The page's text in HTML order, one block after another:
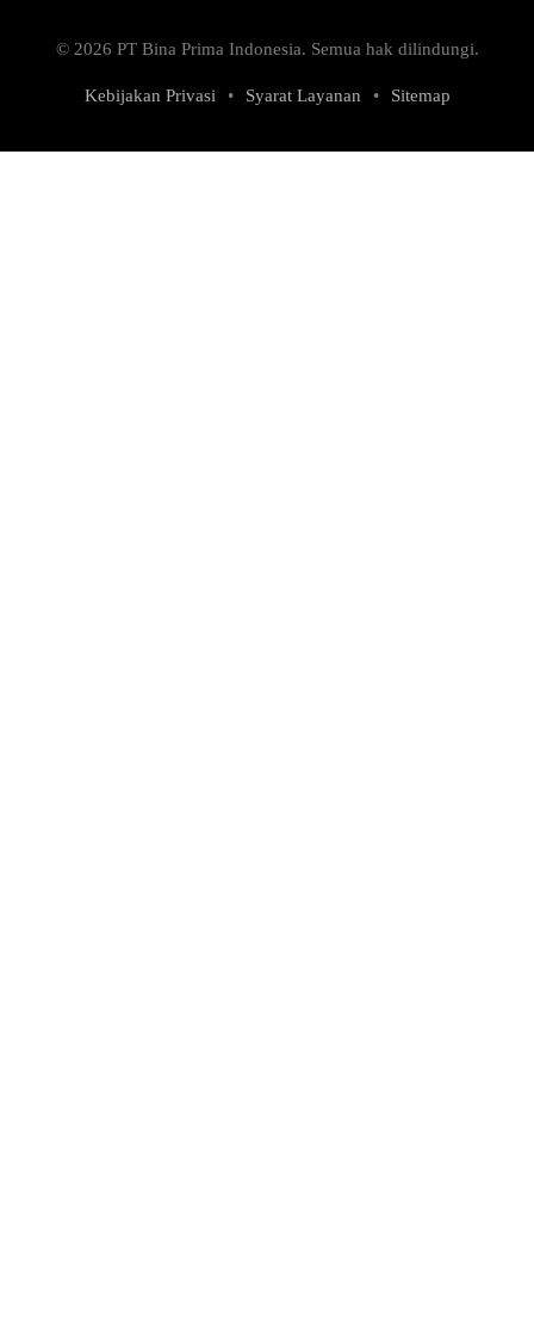
© 2026 PT Bina Prima Indonesia. Semua hak dilindungi.
Kebijakan Privasi • Syarat Layanan • Sitemap